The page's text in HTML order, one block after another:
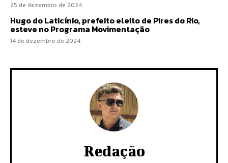
25 de dezembro de 2024
Hugo do Laticínio, prefeito eleito de Pires do Rio,
esteve no Programa Movimentação
14 de dezembro de 2024
Redação